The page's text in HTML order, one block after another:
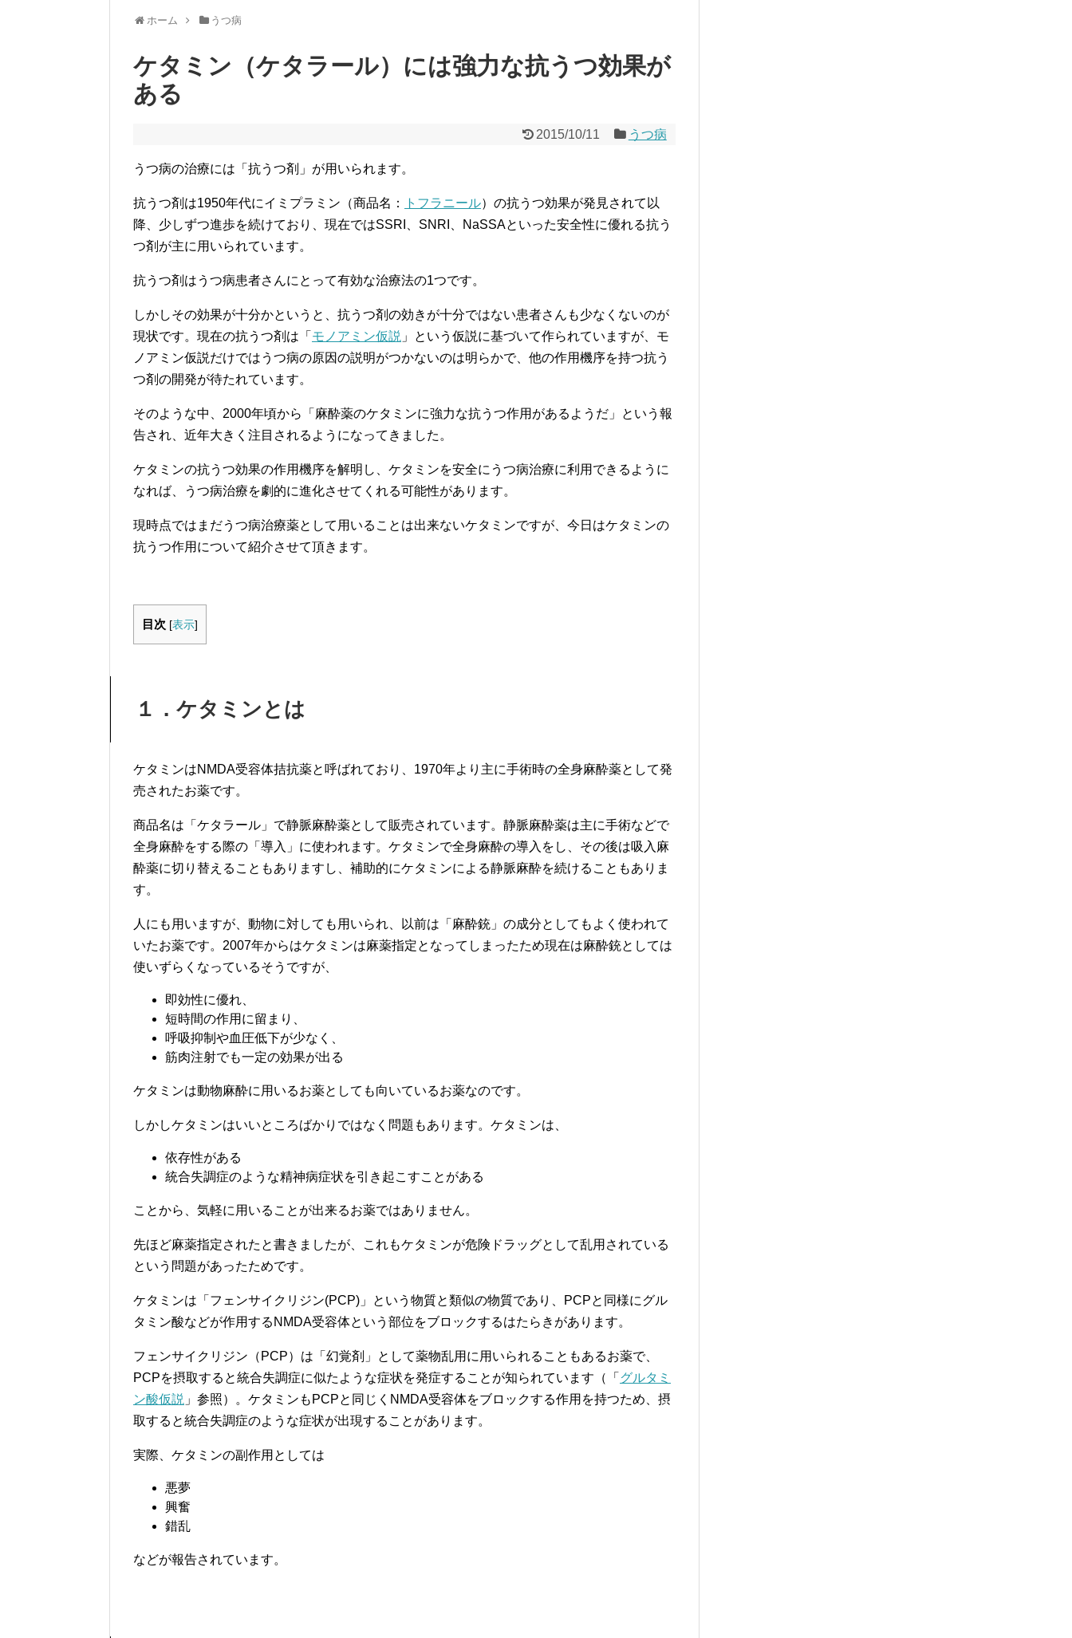
ホーム うつ病
ケタミン（ケタラール）には強力な抗うつ効果が
ある
2015/10/11 うつ病
うつ病の治療には「抗うつ剤」が用いられます。
抗うつ剤は1950年代にイミプラミン（商品名： トフラニール）の抗うつ効果が発見されて以
降、少しずつ進歩を続けており、現在ではSSRI、SNRI、NaSSAといった安全性に優れる抗う
つ剤が主に用いられています。
抗うつ剤はうつ病患者さんにとって有効な治療法の1つです。
しかしその効果が十分かというと、抗うつ剤の効きが十分ではない患者さんも少なくないのが
現状です。現在の抗うつ剤は「 モノアミン仮説 」という仮説に基づいて作られていますが、モ
ノアミン仮説だけではうつ病の原因の説明がつかないのは明らかで、他の作用機序を持つ抗う
つ剤の開発が待たれています。
そのような中、2000年頃から「麻酔薬のケタミンに強力な抗うつ作用があるようだ」という報
告され、近年大きく注目されるようになってきました。
ケタミンの抗うつ効果の作用機序を解明し、ケタミンを安全にうつ病治療に利用できるように
なれば、うつ病治療を劇的に進化させてくれる可能性があります。
現時点ではまだうつ病治療薬として用いることは出来ないケタミンですが、今日はケタミンの
抗うつ作用について紹介させて頂きます。
目次 [表示]
１．ケタミンとは
ケタミンはNMDA受容体拮抗薬と呼ばれており、1970年より主に手術時の全身麻酔薬として発
売されたお薬です。
商品名は「ケタラール」で静脈麻酔薬として販売されています。静脈麻酔薬は主に手術などで
全身麻酔をする際の「導入」に使われます。ケタミンで全身麻酔の導入をし、その後は吸入麻
酔薬に切り替えることもありますし、補助的にケタミンによる静脈麻酔を続けることもありま
す。
人にも用いますが、動物に対しても用いられ、以前は「麻酔銃」の成分としてもよく使われて
いたお薬です。2007年からはケタミンは麻薬指定となってしまったため現在は麻酔銃としては
使いずらくなっているそうですが、
即効性に優れ、
短時間の作用に留まり、
呼吸抑制や血圧低下が少なく、
筋肉注射でも一定の効果が出る
ケタミンは動物麻酔に用いるお薬としても向いているお薬なのです。
しかしケタミンはいいところばかりではなく問題もあります。ケタミンは、
依存性がある
統合失調症のような精神病症状を引き起こすことがある
ことから、気軽に用いることが出来るお薬ではありません。
先ほど麻薬指定されたと書きましたが、これもケタミンが危険ドラッグとして乱用されている
という問題があったためです。
ケタミンは「フェンサイクリジン(PCP)」という物質と類似の物質であり、PCPと同様にグル
タミン酸などが作用するNMDA受容体という部位をブロックするはたらきがあります。
フェンサイクリジン（PCP）は「幻覚剤」として薬物乱用に用いられることもあるお薬で、
PCPを摂取すると統合失調症に似たような症状を発症することが知られています（「 グルタミ
ン酸仮説 」参照）。ケタミンもPCPと同じくNMDA受容体をブロックする作用を持つため、摂
取すると統合失調症のような症状が出現することがあります。
実際、ケタミンの副作用としては
悪夢
興奮
錯乱
などが報告されています。